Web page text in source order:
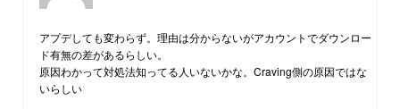
アプデしても変わらず。理由は分からないがアカウントでダウンロー
ド有無の差があるらしい。
原因わかって対処法知ってる人いないかな。Craving側の原因ではな
いらしい